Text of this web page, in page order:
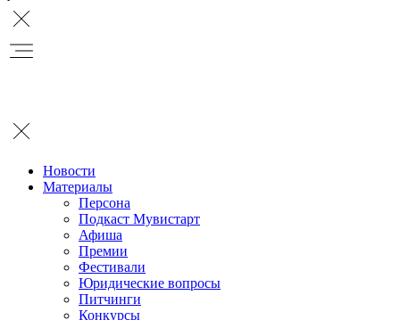
Новости
Материалы
Персона
Подкаст Мувистарт
Афиша
Премии
Фестивали
Юридические вопросы
Питчинги
Конкурсы